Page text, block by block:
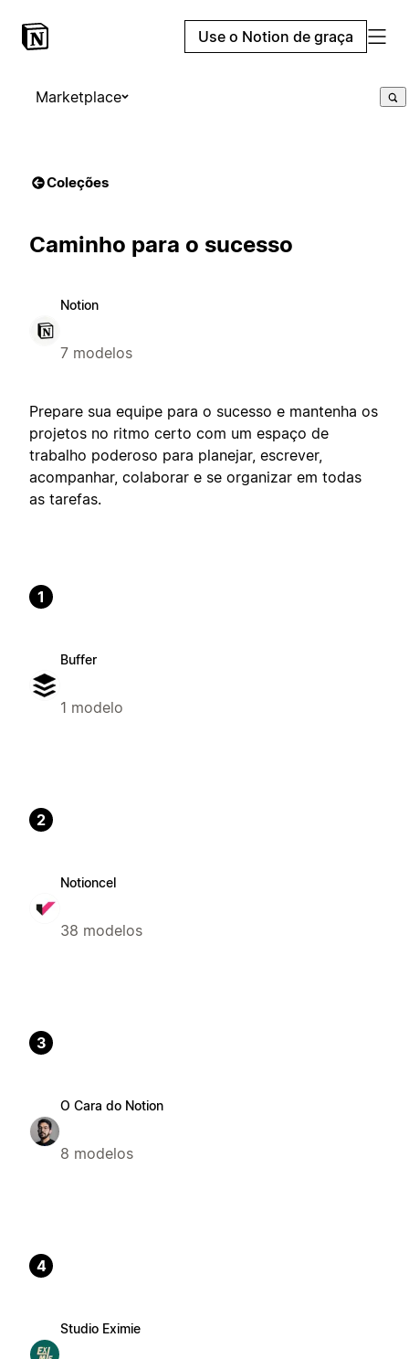
Use o Notion de graça
Marketplace
Coleções
Caminho para o sucesso
Notion
7 modelos
Prepare sua equipe para o sucesso e mantenha os
projetos no ritmo certo com um espaço de
trabalho poderoso para planejar, escrever,
acompanhar, colaborar e se organizar em todas
as tarefas.
1
Buffer
1 modelo
2
Notioncel
38 modelos
3
O Cara do Notion
8 modelos
4
Studio Eximie